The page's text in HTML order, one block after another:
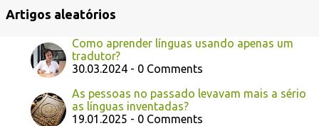
Artigos aleatórios
Como aprender línguas usando apenas um
tradutor?
30.03.2024 - 0 Comments
As pessoas no passado levavam mais a sério
as línguas inventadas?
19.01.2025 - 0 Comments